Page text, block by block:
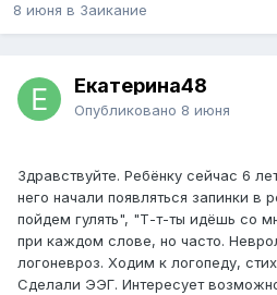
8 июня в Заикание
Екатерина48
Опубликовано 8 июня
Здравствуйте. Ребёнку сейчас 6
него начали появляться запинки
пойдем гулять", "Т-т-ты идёшь со
при каждом слове, но часто.
логоневроз. Ходим к логопеду,
Сделали ЭЭГ. Интересует